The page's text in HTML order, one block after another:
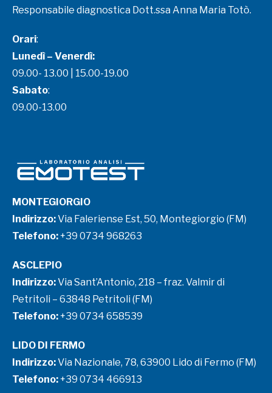
Responsabile diagnostica Dott.ssa Anna Maria Totò.
Orari:
Lunedì – Venerdì:
09.00- 13.00 | 15.00-19.00
Sabato:
09.00-13.00
MONTEGIORGIO
Indirizzo:Via Faleriense Est, 50, Montegiorgio (FM)
Telefono:+39 0734 968263
ASCLEPIO
Indirizzo:Via Sant’Antonio, 218 – fraz. Valmir di
Petritoli – 63848 Petritoli (FM)
Telefono:+39 0734 658539
LIDO DI FERMO
Indirizzo:Via Nazionale, 78, 63900 Lido di Fermo (FM)
Telefono:+39 0734 466913